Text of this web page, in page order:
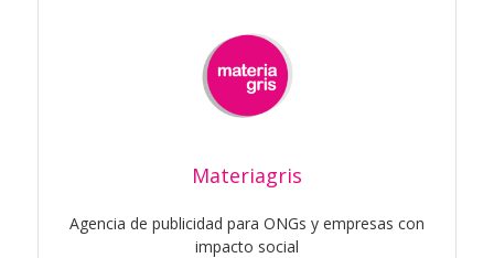
Materiagris
Agencia de publicidad para ONGs y empresas con
impacto social